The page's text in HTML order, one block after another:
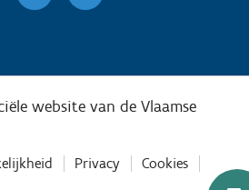
Privacy
Cookies